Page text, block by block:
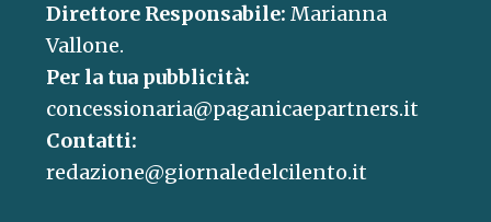
Direttore Responsabile: Marianna
Vallone.
Per la tua pubblicità:
concessionaria@paganicaepartners.it
Contatti:
redazione@giornaledelcilento.it